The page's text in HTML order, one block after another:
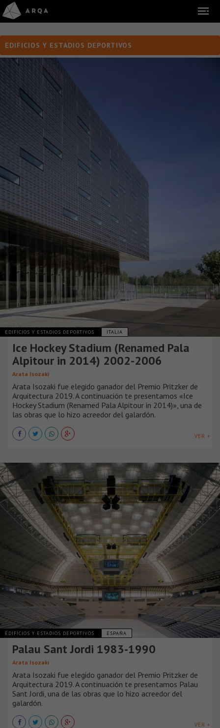
EDIFICIOS Y ESTADIOS DEPORTIVOS
EDIFICIOS Y ESTADIOS DEPORTIVOS ITALIA
Ice Hockey Stadium (Renamed Pala
Alpitour in 2014) 2002-2006
Arata Isozaki
Arata Isozaki fue elegido ganador del Premio Pritzker de
Arquitectura 2019. A continuación te presentamos «Ice
Hockey Stadium (Renamed Pala Alpitour in 2014)», una de
las obras que lo hizo acreedor del galardón.
VER +
EDIFICIOS Y ESTADIOS DEPORTIVOS ESPAÑA
Palau Sant Jordi 1983-1990
Arata Isozaki
Arata Isozaki fue elegido ganador del Premio Pritzker de
Arquitectura 2019. A continuación te presentamos Palau
Sant Jordi, una de las obras que lo hizo acreedor del
galardón.
VER +